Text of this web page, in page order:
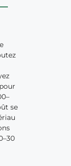
se